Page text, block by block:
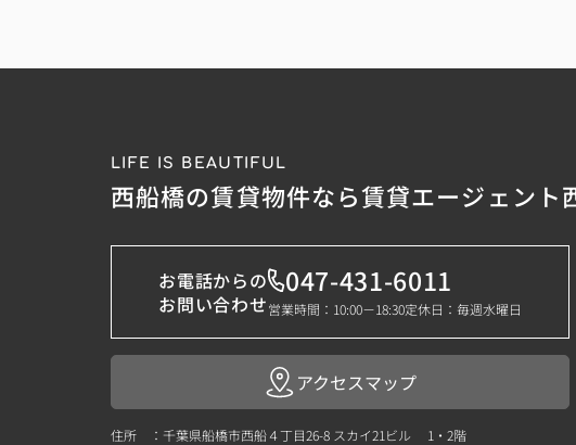
LIFE IS BEAUTIFUL
西船橋の賃貸物件なら賃貸エージェント
お電話からの
お問い合わせ
047-431-6011
営業時間：10:00－18:30定休日：毎週水曜日
アクセスマップ
住所 ：千葉県船橋市西船４丁目26-8 スカイ21ビル 1・2階